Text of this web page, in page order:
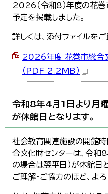
2026（令和8）年度の花巻
予定を掲載しました。
詳しくは、添付ファイルをご
2026年度 花巻市総合
（PDF 2.2MB）
令和8年4月1日より月曜
が休館日となります。
社会教育関連施設の開館時
合文化財センターは、令和
の場合は翌平日）が休館日
ご理解・ご協力のほど、よろ